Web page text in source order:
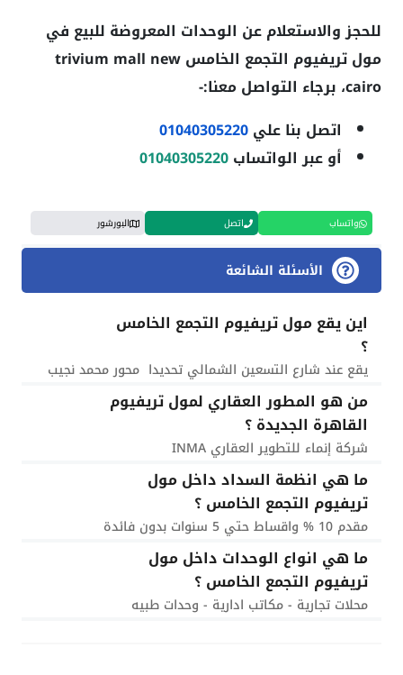
للحجز والاستعلام عن الوحدات المعروضة للبيع في
مول تريفيوم التجمع الخامسtrivium mall new
cairo، برجاء التواصل معنا:-
اتصل بنا علي01040305220
أو عبر الواتساب01040305220
واتساب اتصل البورشور
الأسئلة الشائعة
اين يقع مول تريفيوم التجمع الخامس
؟
يقع عند شارع التسعين الشمالي تحديدا محور محمد نجيب
من هو المطور العقاري لمول تريفيوم
القاهرة الجديدة ؟
شركة إنماء للتطوير العقاري INMA
ما هي انظمة السداد داخل مول
تريفيوم التجمع الخامس ؟
مقدم 10 % واقساط حتي 5 سنوات بدون فائدة
ما هي انواع الوحدات داخل مول
تريفيوم التجمع الخامس ؟
محلات تجارية - مكاتب ادارية - وحدات طبيه